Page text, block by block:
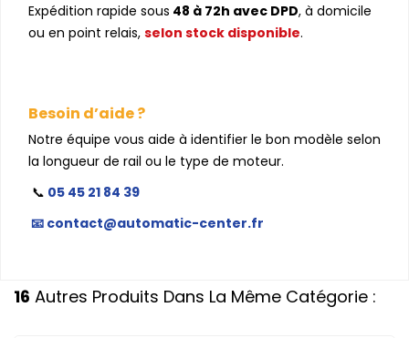
Expédition rapide sous 48 à 72h avec DPD, à domicile
ou en point relais, selon stock disponible.
Besoin d’aide ?
Notre équipe vous aide à identifier le bon modèle selon
la longueur de rail ou le type de moteur.
📞 05 45 21 84 39
📧 contact@automatic-center.fr
16 Autres Produits Dans La Même Catégorie :